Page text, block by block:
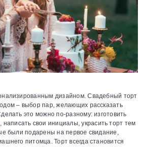
дизайном. Свадебный торт
– выбор пар, желающих рассказать
это можно по-разному: изготовить
, написать свои инициалы, украсить торт тем
были подарены на первое свидание,
питомца. Торт всегда становится